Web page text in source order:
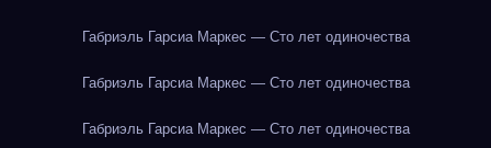
Габриэль Гарсиа Маркес — Сто лет одиночества
Габриэль Гарсиа Маркес — Сто лет одиночества
Габриэль Гарсиа Маркес — Сто лет одиночества